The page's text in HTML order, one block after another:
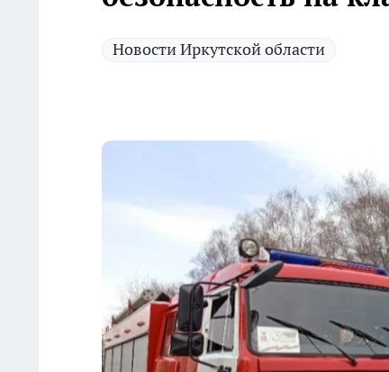
Новости Иркутской области